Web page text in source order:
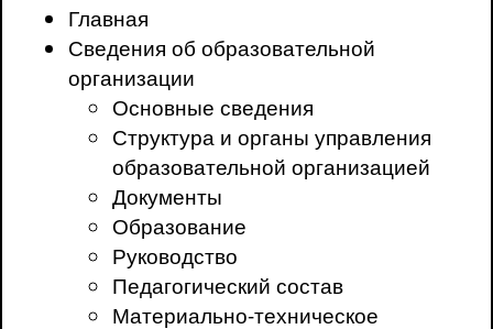
Главная
Сведения об образовательной
организации
Основные сведения
Структура и органы управления
образовательной организацией
Документы
Образование
Руководство
Педагогический состав
Материально-техническое